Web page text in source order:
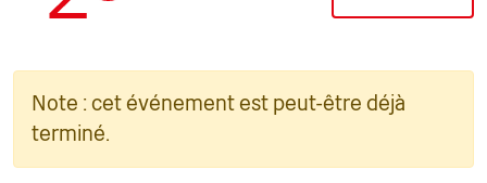
Note : cet événement est peut-être déjà
terminé.